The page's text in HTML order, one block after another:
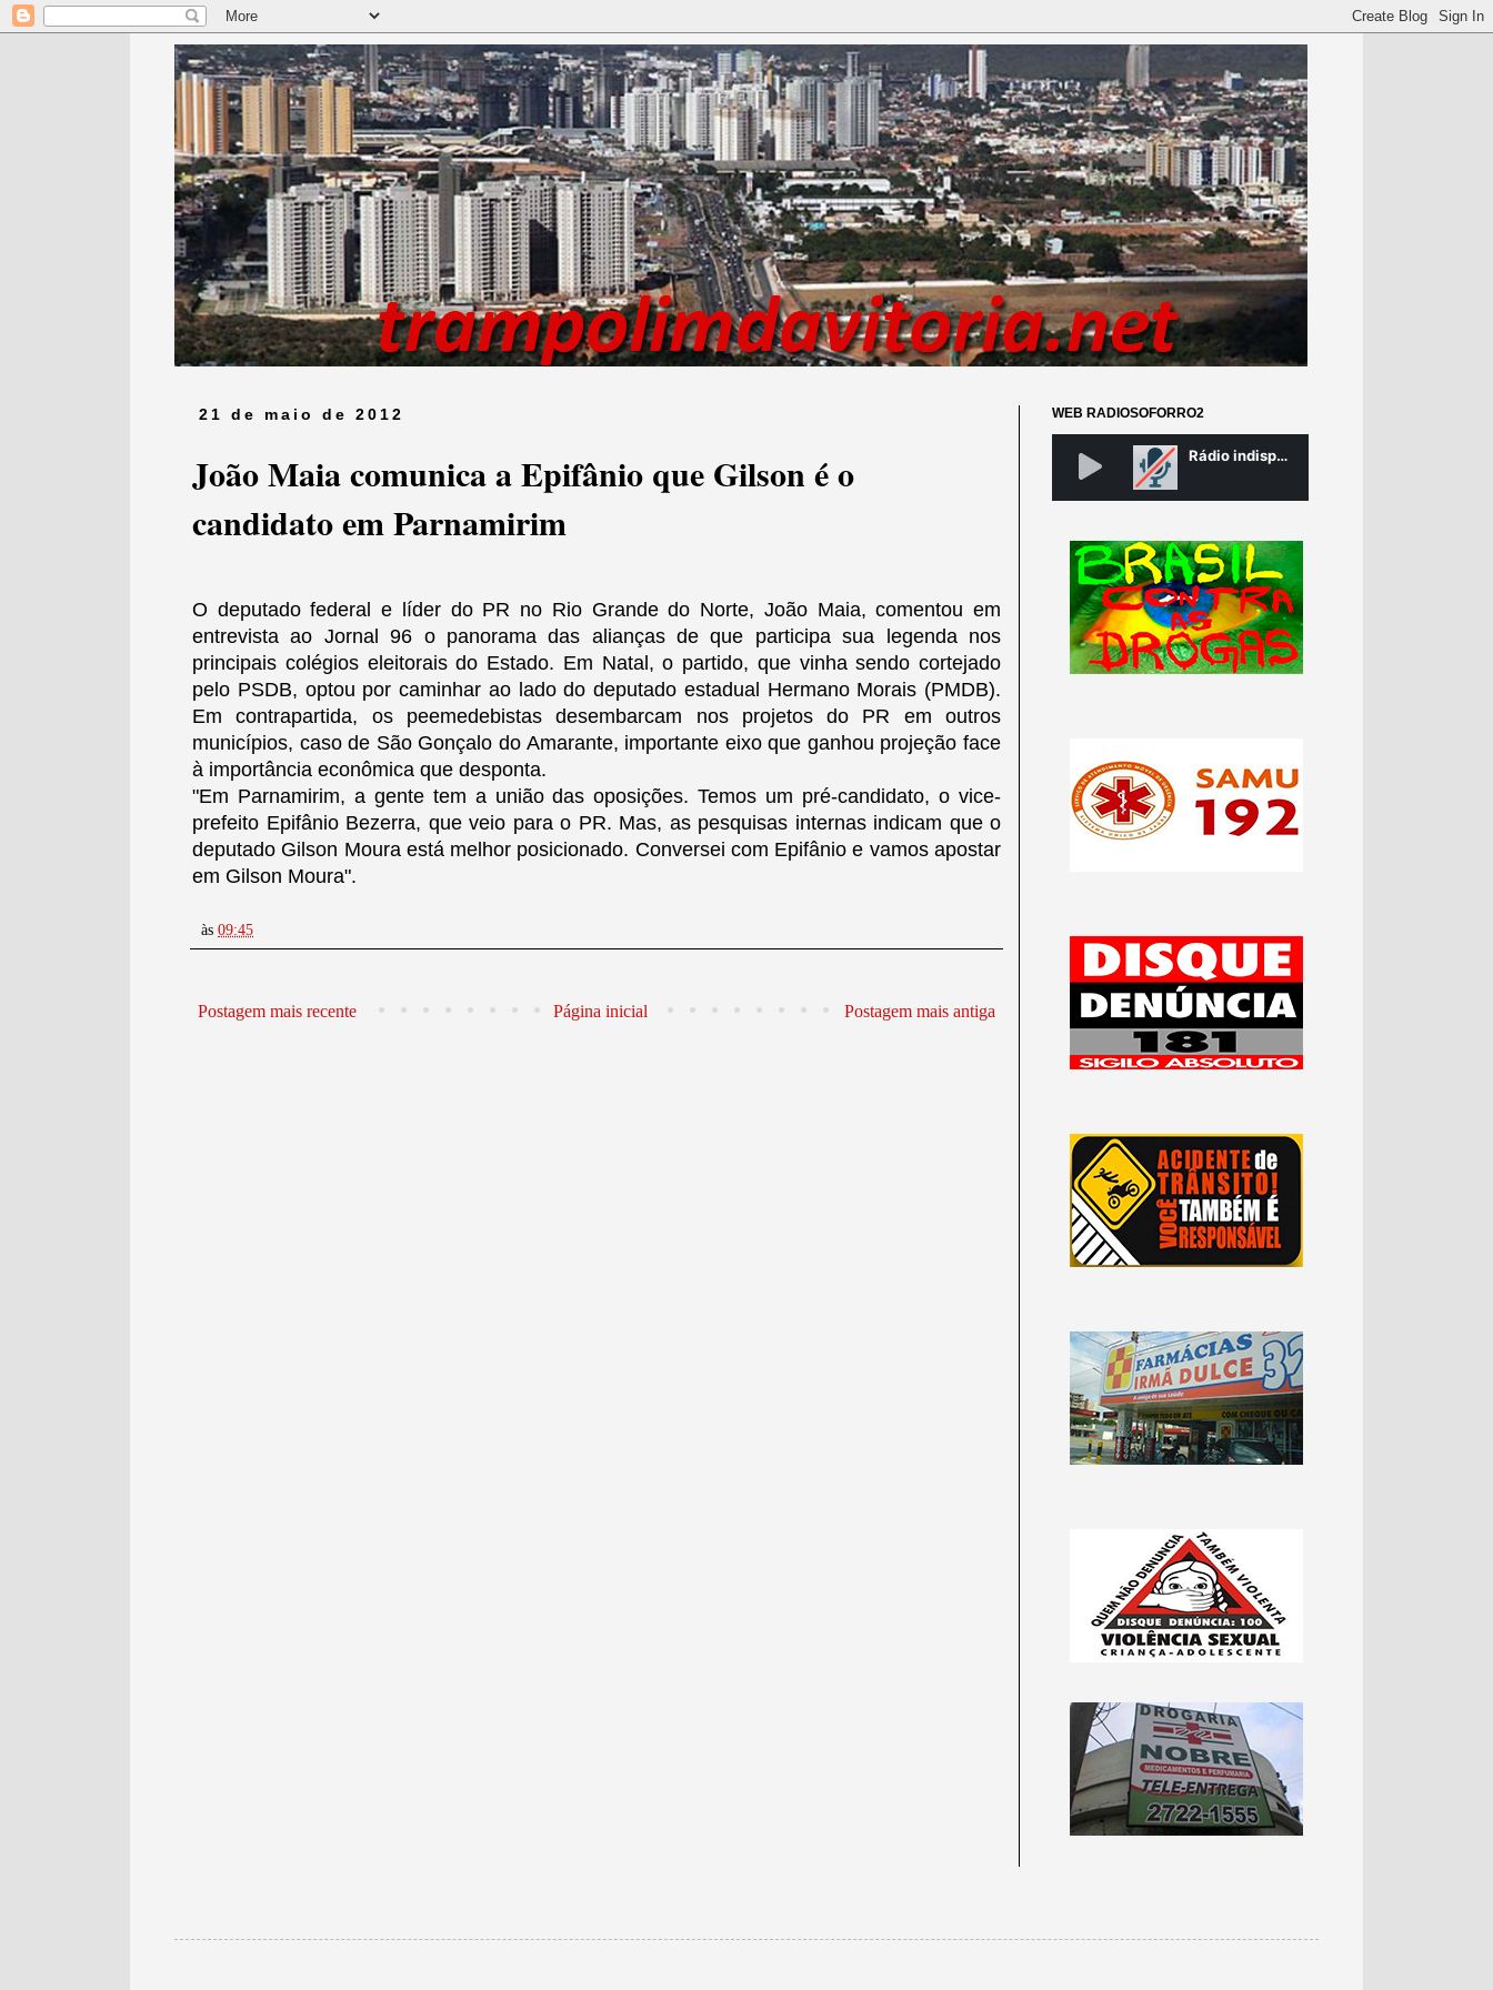
21 de maio de 2012
João Maia comunica a Epifânio que Gilson é o
candidato em Parnamirim
O deputado federal e líder do PR no Rio Grande do Norte, João Maia, comentou em
entrevista ao Jornal 96 o panorama das alianças de que participa sua legenda nos
principais colégios eleitorais do Estado. Em Natal, o partido, que vinha sendo cortejado
pelo PSDB, optou por caminhar ao lado do deputado estadual Hermano Morais (PMDB).
Em contrapartida, os peemedebistas desembarcam nos projetos do PR em outros
municípios, caso de São Gonçalo do Amarante, importante eixo que ganhou projeção face
à importância econômica que desponta.
"Em Parnamirim, a gente tem a união das oposições. Temos um pré-candidato, o vice-
prefeito Epifânio Bezerra, que veio para o PR. Mas, as pesquisas internas indicam que o
deputado Gilson Moura está melhor posicionado. Conversei com Epifânio e vamos apostar
em Gilson Moura".
às 09:45
Postagem mais recente Postagem mais antiga
Página inicial
WEB RADIOSOFORRO2